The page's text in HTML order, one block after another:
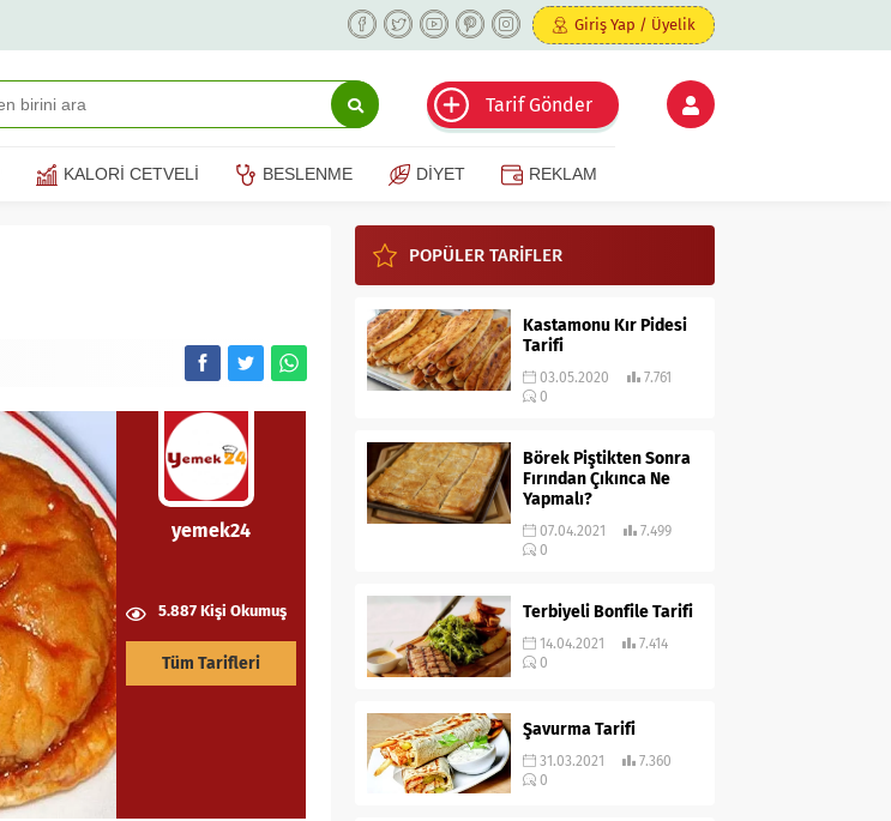
Giriş Yap / Üyelik
Tarif Gönder
KALORİ CETVELİ BESLENME DİYET REKLAM
yemek24
5.887 Kişi Okumuş
Tüm Tarifleri
POPÜLER TARİFLER
Kastamonu Kır Pidesi
Tarifi
03.05.2020
7.761
0
Börek Piştikten Sonra
Fırından Çıkınca Ne
Yapmalı?
07.04.2021
7.499
0
Terbiyeli Bonfile Tarifi
14.04.2021
7.414
0
Şavurma Tarifi
31.03.2021
7.360
0